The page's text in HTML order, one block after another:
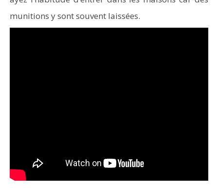
munitions y sont souvent laissées.